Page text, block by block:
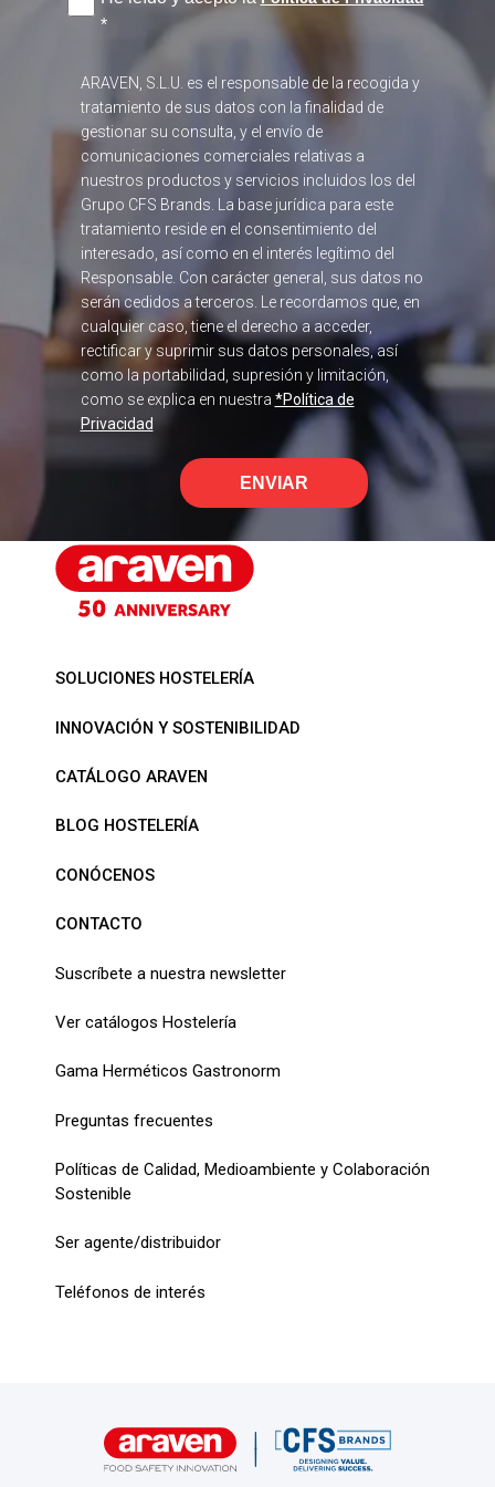
*
ARAVEN, S.L.U. es el responsable de la recogida y
tratamiento de sus datos con la finalidad de
gestionar su consulta, y el envío de
comunicaciones comerciales relativas a
nuestros productos y servicios incluidos los del
Grupo CFS Brands. La base jurídica para este
tratamiento reside en el consentimiento del
interesado, así como en el interés legítimo del
Responsable. Con carácter general, sus datos no
serán cedidos a terceros. Le recordamos que, en
cualquier caso, tiene el derecho a acceder,
rectificar y suprimir sus datos personales, así
como la portabilidad, supresión y limitación,
como se explica en nuestra *Política de
Privacidad
ENVIAR
SOLUCIONES HOSTELERÍA
INNOVACIÓN Y SOSTENIBILIDAD
CATÁLOGO ARAVEN
BLOG HOSTELERÍA
CONÓCENOS
CONTACTO
Suscríbete a nuestra newsletter
Ver catálogos Hostelería
Gama Herméticos Gastronorm
Preguntas frecuentes
Políticas de Calidad, Medioambiente y Colaboración
Sostenible
Ser agente/distribuidor
Teléfonos de interés